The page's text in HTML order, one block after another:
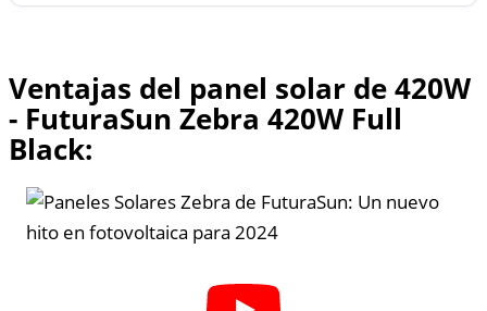
Ventajas del panel solar de 420W
- FuturaSun Zebra 420W Full
Black: